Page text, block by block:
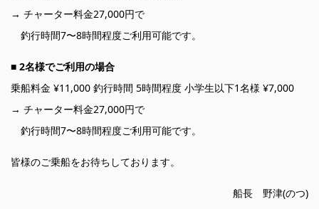
→ チャーター料金27,000円で
釣行時間7〜8時間程度ご利用可能です。
■ 2名様でご利用の場合
乗船料金 ¥11,000 釣行時間 5時間程度 小学生以下1名様 ¥7,000
→ チャーター料金27,000円で
釣行時間7〜8時間程度ご利用可能です。
皆様のご乗船をお待ちしております。
船長 野津(のつ)